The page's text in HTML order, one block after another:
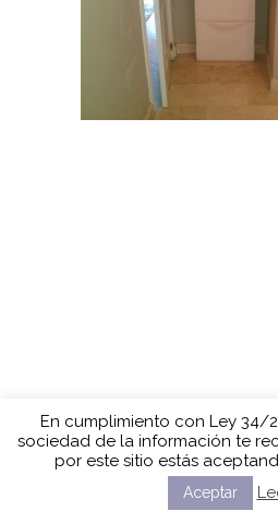
En cumplimiento con Ley 34/
sociedad de la información te
por este sitio estás
Aceptar